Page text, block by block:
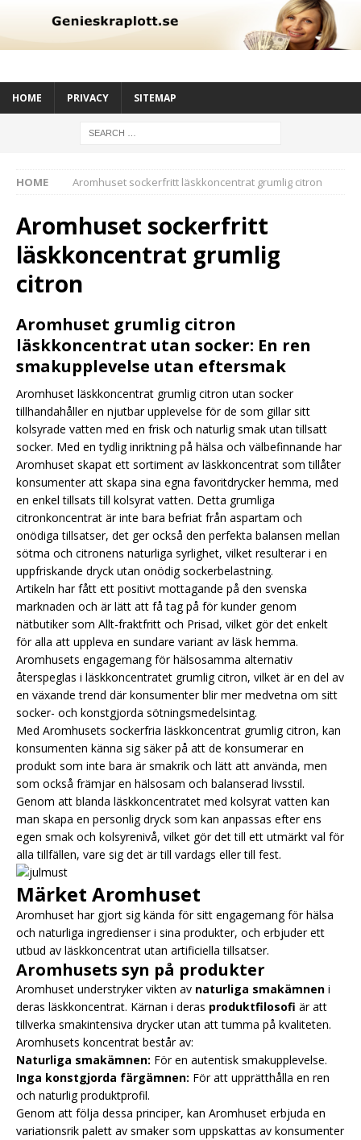
HOME PRIVACY SITEMAP
HOME Aromhuset sockerfritt läskkoncentrat grumlig citron
Aromhuset sockerfritt
läskkoncentrat grumlig
citron
Aromhuset grumlig citron
läskkoncentrat utan socker: En ren
smakupplevelse utan eftersmak
Aromhuset läskkoncentrat grumlig citron utan socker
tillhandahåller en njutbar upplevelse för de som gillar sitt
kolsyrade vatten med en frisk och naturlig smak utan tillsatt
socker. Med en tydlig inriktning på hälsa och välbefinnande har
Aromhuset skapat ett sortiment av läskkoncentrat som tillåter
konsumenter att skapa sina egna favoritdrycker hemma, med
en enkel tillsats till kolsyrat vatten. Detta grumliga
citronkoncentrat är inte bara befriat från aspartam och
onödiga tillsatser, det ger också den perfekta balansen mellan
sötma och citronens naturliga syrlighet, vilket resulterar i en
uppfriskande dryck utan onödig sockerbelastning.
Artikeln har fått ett positivt mottagande på den svenska
marknaden och är lätt att få tag på för kunder genom
nätbutiker som Allt-fraktfritt och Prisad, vilket gör det enkelt
för alla att uppleva en sundare variant av läsk hemma.
Aromhusets engagemang för hälsosamma alternativ
återspeglas i läskkoncentratet grumlig citron, vilket är en del av
en växande trend där konsumenter blir mer medvetna om sitt
socker- och konstgjorda sötningsmedelsintag.
Med Aromhusets sockerfria läskkoncentrat grumlig citron, kan
konsumenten känna sig säker på att de konsumerar en
produkt som inte bara är smakrik och lätt att använda, men
som också främjar en hälsosam och balanserad livsstil.
Genom att blanda läskkoncentratet med kolsyrat vatten kan
man skapa en personlig dryck som kan anpassas efter ens
egen smak och kolsyrenivå, vilket gör det till ett utmärkt val för
alla tillfällen, vare sig det är till vardags eller till fest.
Märket Aromhuset
Aromhuset har gjort sig kända för sitt engagemang för hälsa
och naturliga ingredienser i sina produkter, och erbjuder ett
utbud av läskkoncentrat utan artificiella tillsatser.
Aromhusets syn på produkter
Aromhuset understryker vikten av naturliga smakämnen i
deras läskkoncentrat. Kärnan i deras produktfilosofi är att
tillverka smakintensiva drycker utan att tumma på kvaliteten.
Aromhusets koncentrat består av:
Naturliga smakämnen: För en autentisk smakupplevelse.
Inga konstgjorda färgämnen: För att upprätthålla en ren
och naturlig produktprofil.
Genom att följa dessa principer, kan Aromhuset erbjuda en
variationsrik palett av smaker som uppskattas av konsumenter